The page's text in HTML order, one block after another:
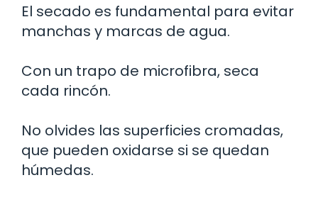
El secado es fundamental para evitar
manchas y marcas de agua.
Con un trapo de microfibra, seca
cada rincón.
No olvides las superficies cromadas,
que pueden oxidarse si se quedan
húmedas.